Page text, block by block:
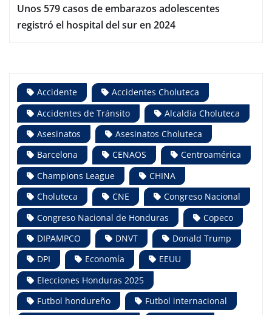
Unos 579 casos de embarazos adolescentes
registró el hospital del sur en 2024
Accidente
Accidentes Choluteca
Accidentes de Tránsito
Alcaldía Choluteca
Asesinatos
Asesinatos Choluteca
Barcelona
CENAOS
Centroamérica
Champions League
CHINA
Choluteca
CNE
Congreso Nacional
Congreso Nacional de Honduras
Copeco
DIPAMPCO
DNVT
Donald Trump
DPI
Economía
EEUU
Elecciones Honduras 2025
Futbol hondureño
Futbol internacional